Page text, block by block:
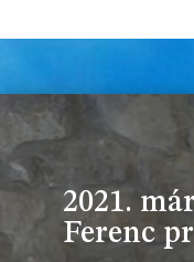
2021.
Ferenc